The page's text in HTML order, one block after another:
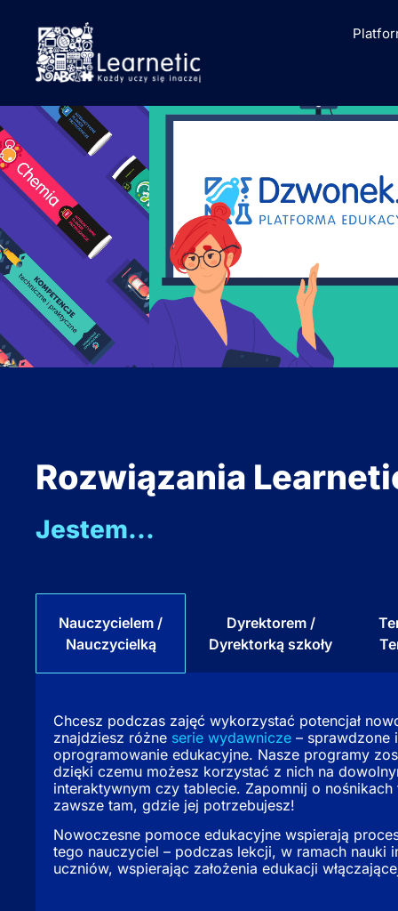
Rozwiązania
Jestem...
Nauczycielem /
Nauczycielką
Dyrektorem /
Dyrektorką szkoły
Chcesz podczas zajęć wykorzystać potencjał
znajdziesz różne serie wydawnicze – sprawdzone
oprogramowanie edukacyjne. Nasze programy
dzięki czemu możesz korzystać z nich na
interaktywnym czy tablecie. Zapomnij o
zawsze tam, gdzie jej potrzebujesz!
Nowoczesne pomoce edukacyjne wspierają
tego nauczyciel – podczas lekcji, w ramach nauki
uczniów, wspierając założenia edukacji